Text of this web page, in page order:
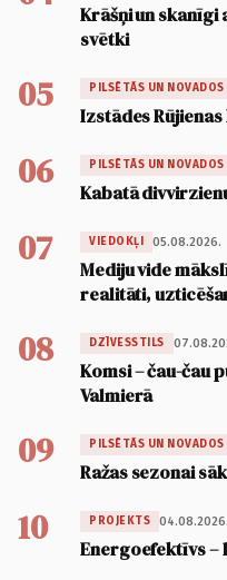
Krāšņi un skanīgi
svētki
05 PILSĒTĀS UN NOVADOS
Izstādes
06 PILSĒTĀS UN NOVADOS
Kabatā
07 VIEDOKĻI 05.08.2026.
Mediju vide
realitāti,
08 DZĪVESSTILS
Komsi – čau-čau
Valmierā
09 PILSĒTĀS UN NOVADOS
Ražas sezonai
10 PROJEKTS 04.08.2026.
Energoefektīvs –